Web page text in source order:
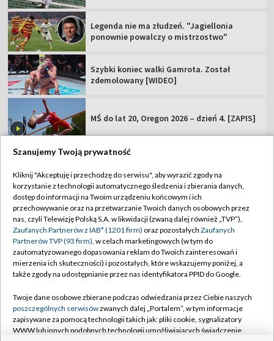
Legenda nie ma złudzeń. "Jagiellonia
ponownie powalczy o mistrzostwo"
Szybki koniec walki Gamrota. Został
zdemolowany [WIDEO]
MŚ do lat 20, Oregon 2026 – dzień 4. [ZAPIS]
TVP
Abonament TVP
Sklep TVP
Biuro Reklamy
Oferta Handlowa
Emisja w TVP
Rada Programowa
Regulamin TVP
Polityka prywatności
Moje zgody
Biuro reklamy
Kanały
Szanujemy Twoją prywatność
Kliknij "Akceptuję i przechodzę do serwisu", aby wyrazić zgody na
korzystanie z technologii automatycznego śledzenia i zbierania danych,
dostęp do informacji na Twoim urządzeniu końcowym i ich
przechowywanie oraz na przetwarzanie Twoich danych osobowych przez
nas, czyli Telewizję Polską S.A. w likwidacji (zwaną dalej również „TVP”),
Zaufanych Partnerów z IAB* (1201 firm) oraz pozostałych Zaufanych
Partnerów TVP (93 firm), w celach marketingowych (w tym do
zautomatyzowanego dopasowania reklam do Twoich zainteresowań i
mierzenia ich skuteczności) i pozostałych, które wskazujemy poniżej, a
także zgody na udostępnianie przez nas identyfikatora PPID do Google.
Twoje dane osobowe zbierane podczas odwiedzania przez Ciebie naszych
poszczególnych serwisówzwanych dalej „Portalem”, w tym informacje
zapisywane za pomocą technologii takich jak: pliki cookie, sygnalizatory
WWW lub innych podobnych technologii umożliwiających świadczenie